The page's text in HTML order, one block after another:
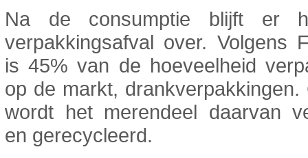
Na de consumptie blijft er
verpakkingsafval over. Volgens
is 45% van de hoeveelheid
op de markt, drankverpakkingen.
wordt het merendeel daarvan
en gerecycleerd.